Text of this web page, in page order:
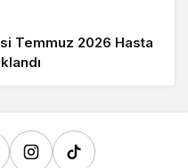
Temmuz 2026 Hasta